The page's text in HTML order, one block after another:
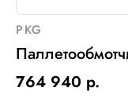
PKG
764 940 р.